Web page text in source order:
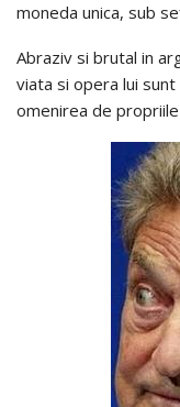
moneda unica, sub
Abraziv si brutal in
viata si opera lui
omenirea de